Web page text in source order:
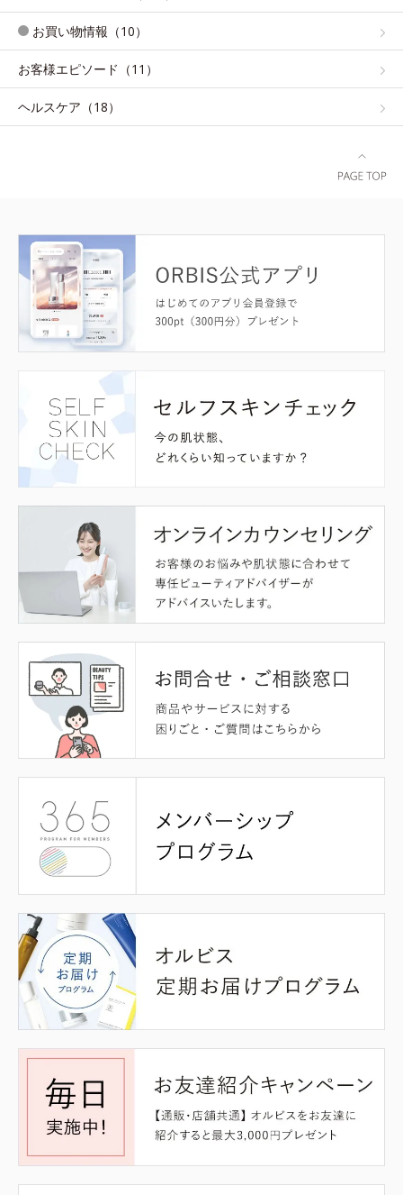
お買い物情報（10）
お客様エピソード（11）
ヘルスケア（18）